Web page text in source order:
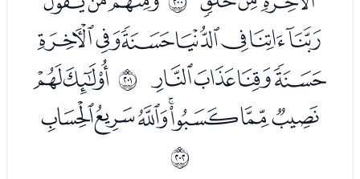
ﯜﯝﯞﯟﯠﯡﯢ
ﯣﯤﯥﯦ ﳈ ﯨﯩ
ﯪﯫﯬﯭﯮﯯﯰ
ﳉ